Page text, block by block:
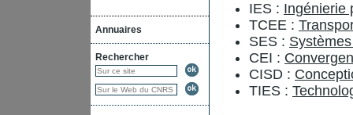
Annuaires
Rechercher
IES : Ingénierie
TCEE :
SES :
CEI :
CISD :
TIES :